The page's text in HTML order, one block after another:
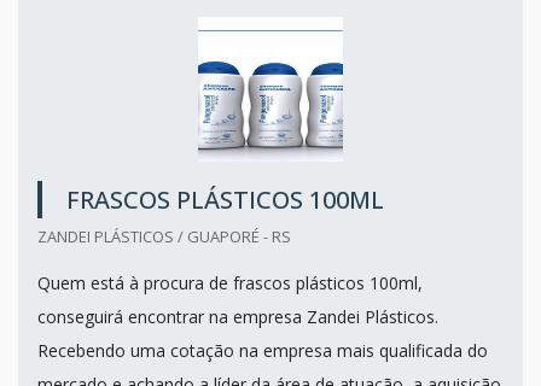
FRASCOS PLÁSTICOS 100ML
ZANDEI PLÁSTICOS / GUAPORÉ - RS
Quem está à procura de frascos plásticos 100ml,
conseguirá encontrar na empresa Zandei Plásticos.
Recebendo uma cotação na empresa mais qualificada do